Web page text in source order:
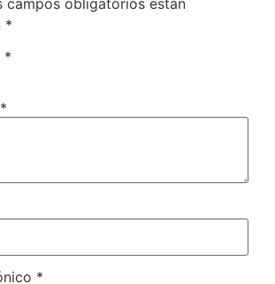
campos obligatorios están
*
*
*
*